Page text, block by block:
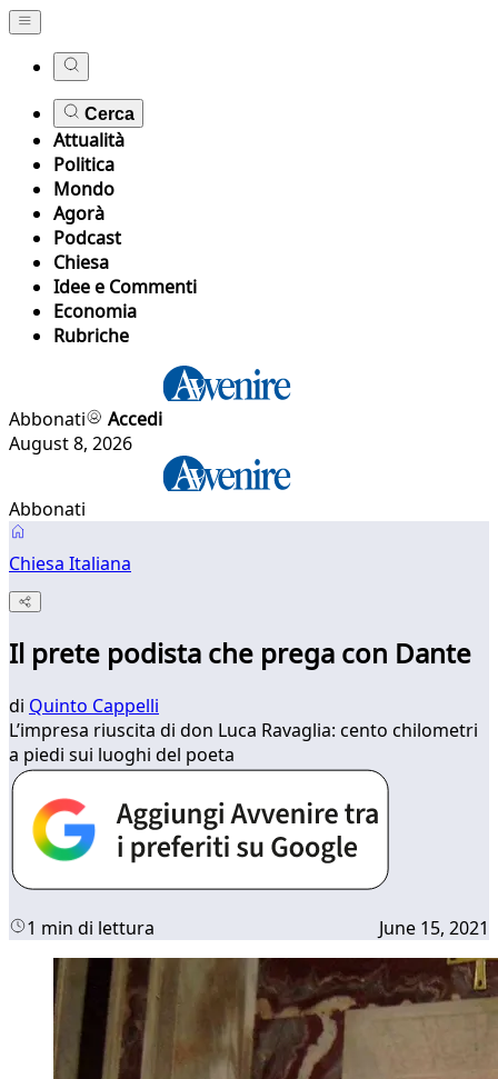
Cerca
Attualità
Politica
Mondo
Agorà
Podcast
Chiesa
Idee e Commenti
Economia
Rubriche
Abbonati
Accedi
August 8, 2026
Abbonati
Chiesa Italiana
Il prete podista che prega con Dante
di Quinto Cappelli
L’impresa riuscita di don Luca Ravaglia: cento chilometri
a piedi sui luoghi del poeta
1 min di lettura June 15, 2021